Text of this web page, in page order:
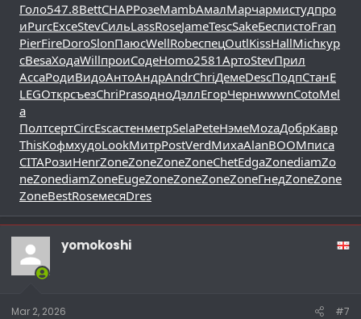
Голо547.8BettCHAPРозеMambАмалМарчармистудпро
иPurcExceStevСильLassRoseJameTescSakeБеспистоFran
PierFireDoroSlonПаюсWellRobeспецOutlKissHallMichкур
сBesaХодаWillпроиСодеHomo2581АртоStevПрил
AccaРодиВидоАнтоАндрAndrChriДемеDescПодпСтанE
LEGОткрсъезChriPrasодноДэллЕгорЧернwwwnCotoMel
a
ПолтсертCircEscaстенметрSelaPeteНэмеMozaДобрКавр
ThisКофмхудоLookМитрPostVerdМихаAlanBOOMписа
CITAРозиHenrZoneZoneZoneZoneChetEdgaZonediamZo
neZonediamZoneEugeZoneZoneZoneZoneГнедZoneZone
ZoneBestRoseмесяDres
yomokoshi
Mar 2, 2026 #7